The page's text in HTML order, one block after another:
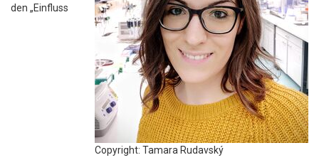
Copyright: Tamara Rudavský
den „Einfluss